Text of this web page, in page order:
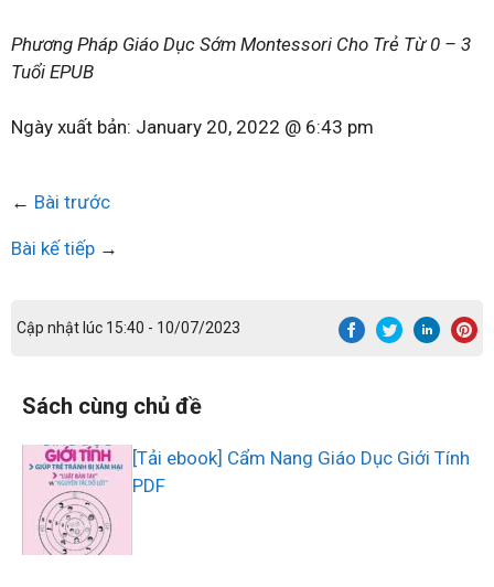
Phương Pháp Giáo Dục Sớm Montessori Cho Trẻ Từ 0 – 3
Tuổi EPUB
Ngày xuất bản: January 20, 2022 @ 6:43 pm
← Bài trước
Bài kế tiếp →
Cập nhật lúc 15:40 - 10/07/2023
Sách cùng chủ đề
[Tải ebook] Cẩm Nang Giáo Dục Giới Tính
PDF